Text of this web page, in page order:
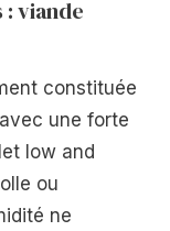
: viande
constituée
une forte
low and
ou
ne